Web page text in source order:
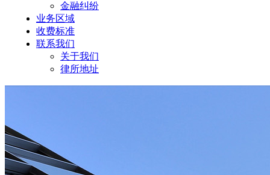
金融纠纷
业务区域
收费标准
联系我们
关于我们
律所地址